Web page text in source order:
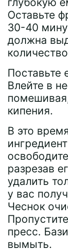
Оставьте
30-40
должна
Поставьте
Влейте в
кипения.
В это
разрезав
удалить
у вас
Чеснок
пресс.
вымыть.